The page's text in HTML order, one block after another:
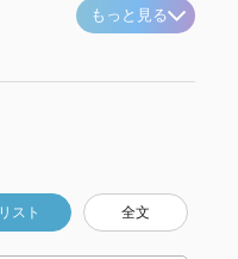
もっと見る
リスト 全文